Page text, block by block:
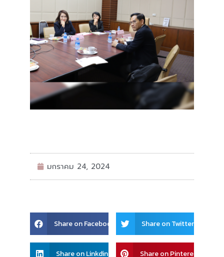
มกราคม 24, 2024
on
Share on Facebook
on
Share on Twitter
Share on Linkdin Share on Pinterest